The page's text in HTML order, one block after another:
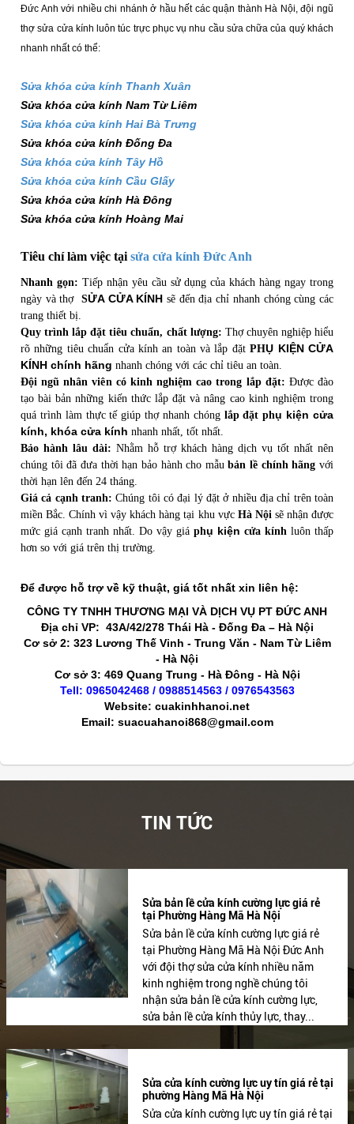
Đức Anh với nhiều chi nhánh ở hầu hết các quận thành Hà Nội, đội ngũ
thợ sửa cửa kính luôn túc trực phục vụ nhu cầu sửa chữa của quý khách
nhanh nhất có thể:
Sửa khóa cửa kính Thanh Xuân
Sửa khóa cửa kính Nam Từ Liêm
Sửa khóa cửa kính Hai Bà Trưng
Sửa khóa cửa kính Đống Đa
Sửa khóa cửa kính Tây Hồ
Sửa khóa cửa kính Cầu GIấy
Sửa khóa cửa kính Hà Đông
Sửa khóa cửa kính Hoàng Mai
Tiêu chí làm việc tại sửa cửa kính Đức Anh
Nhanh gọn: Tiếp nhận yêu cầu sử dụng của khách hàng ngay trong
ngày và thợ SỬA CỬA KÍNHsẽ đến địa chỉ nhanh chóng cùng các
trang thiết bị.
Quy trình lắp đặt tiêu chuẩn, chất lượng: Thợ chuyên nghiệp hiểu
rõ những tiêu chuẩn cửa kính an toàn và lắp đặtPHỤ KIỆN CỬA
KÍNH chính hãng nhanh chóng với các chỉ tiêu an toàn.
Đội ngũ nhân viên có kinh nghiệm cao trong lắp đặt: Được đào
tạo bài bản những kiến thức lắp đặt và nâng cao kinh nghiệm trong
quá trình làm thực tế giúp thợ nhanh chóng lắp đặt phụ kiện cửa
kính, khóa cửa kính nhanh nhất, tốt nhất.
Bảo hành lâu dài: Nhằm hỗ trợ khách hàng dịch vụ tốt nhất nên
chúng tôi đã đưa thời hạn bảo hành cho mẫubản lề chính hãng với
thời hạn lên đến 24 tháng.
Giá cả cạnh tranh: Chúng tôi có đại lý đặt ở nhiều địa chỉ trên toàn
miền Bắc. Chính vì vậy khách hàng tại khu vực Hà Nội sẽ nhận được
mức giá cạnh tranh nhất. Do vậy giá phụ kiện cửa kính luôn thấp
hơn so với giá trên thị trường.
Để được hỗ trợ về kỹ thuật, giá tốt nhất xin liên hệ:
CÔNG TY TNHH THƯƠNG MẠI VÀ DỊCH VỤ PT ĐỨC ANH
Địa chỉ VP: 43A/42/278 Thái Hà - Đống Đa – Hà Nội
Cơ sở 2: 323 Lương Thế Vinh - Trung Văn - Nam Từ Liêm
- Hà Nội
Cơ sở 3: 469 Quang Trung - Hà Đông - Hà Nội
Tell: 0965042468 / 0988514563 / 0976543563
Website: cuakinhhanoi.net
Email: suacuahanoi868@gmail.com
TIN TỨC
Sửa bản lề cửa kính cường lực giá rẻ
tại Phường Hàng Mã Hà Nội
Sửa bản lề cửa kính cường lực giá rẻ
tại Phường Hàng Mã Hà Nội Đức Anh
với đội thợ sửa cửa kính nhiều năm
kinh nghiệm trong nghề chúng tôi
nhận sửa bản lề cửa kính cường lực,
sửa bản lề cửa kính thủy lực, thay...
Sửa cửa kính cường lực uy tín giá rẻ tại
phường Hàng Mã Hà Nội
Sửa cửa kính cường lực uy tín giá rẻ tại